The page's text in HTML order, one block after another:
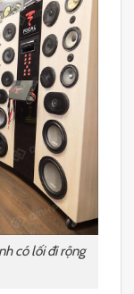
có lối đi rộng